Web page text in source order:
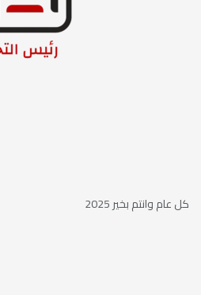
كل عام وانتم بخير 2025